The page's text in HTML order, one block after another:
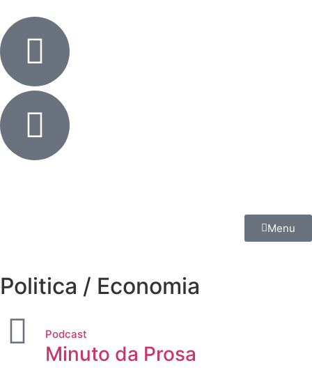
Menu
Politica / Economia
Podcast
Minuto da Prosa